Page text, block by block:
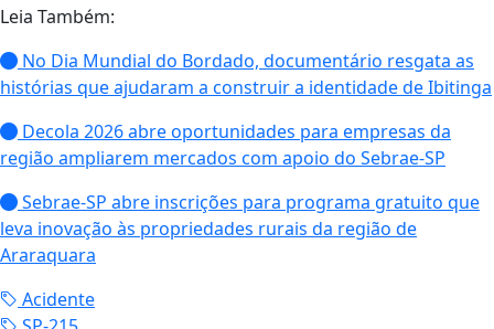
Leia Também:
No Dia Mundial do Bordado, documentário resgata as
histórias que ajudaram a construir a identidade de Ibitinga
Decola 2026 abre oportunidades para empresas da
região ampliarem mercados com apoio do Sebrae-SP
Sebrae-SP abre inscrições para programa gratuito que
leva inovação às propriedades rurais da região de
Araraquara
Acidente